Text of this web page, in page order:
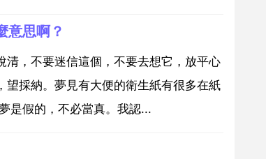
意思啊？
，不要迷信這個，不要去想它，放平心
採納。夢見有大便的衛生紙有很多在紙
是假的，不必當真。我認...